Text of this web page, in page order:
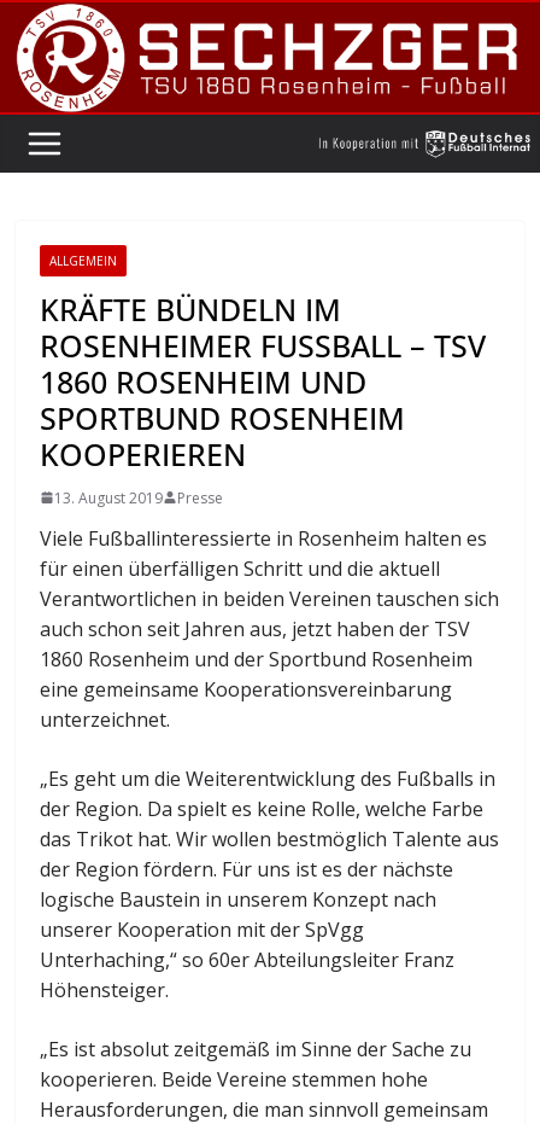
Zum
Inhalt
springen
ALLGEMEIN
KRÄFTE BÜNDELN IM
ROSENHEIMER FUSSBALL – TSV 1
860 ROSENHEIM UND S
PORTBUND ROSENHEIM K
OOPERIEREN
13. August 2019 Presse
Viele Fußballinteressierte in Rosenheim halten es
für einen überfälligen Schritt und die aktuell
Verantwortlichen in beiden Vereinen tauschen sich
auch schon seit Jahren aus, jetzt haben der TSV
1860 Rosenheim und der Sportbund Rosenheim
eine gemeinsame Kooperationsvereinbarung
unterzeichnet.
„Es geht um die Weiterentwicklung des Fußballs in
der Region. Da spielt es keine Rolle, welche Farbe
das Trikot hat. Wir wollen bestmöglich Talente aus
der Region fördern. Für uns ist es der nächste
logische Baustein in unserem Konzept nach
unserer Kooperation mit der SpVgg
Unterhaching,“ so 60er Abteilungsleiter Franz
Höhensteiger.
„Es ist absolut zeitgemäß im Sinne der Sache zu
kooperieren. Beide Vereine stemmen hohe
Herausforderungen, die man sinnvoll gemeinsam